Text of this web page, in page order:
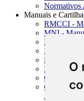
O
Normativos
Manuais e
RMCCI -
MNI -
MTVM -
MCR -
SISORF -
MASUP -
CADOC -
CNAE-
Atividades